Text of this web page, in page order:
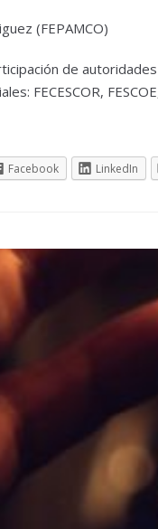
(FEPAMCO)
de
FECESCOR,
Facebook LinkedIn